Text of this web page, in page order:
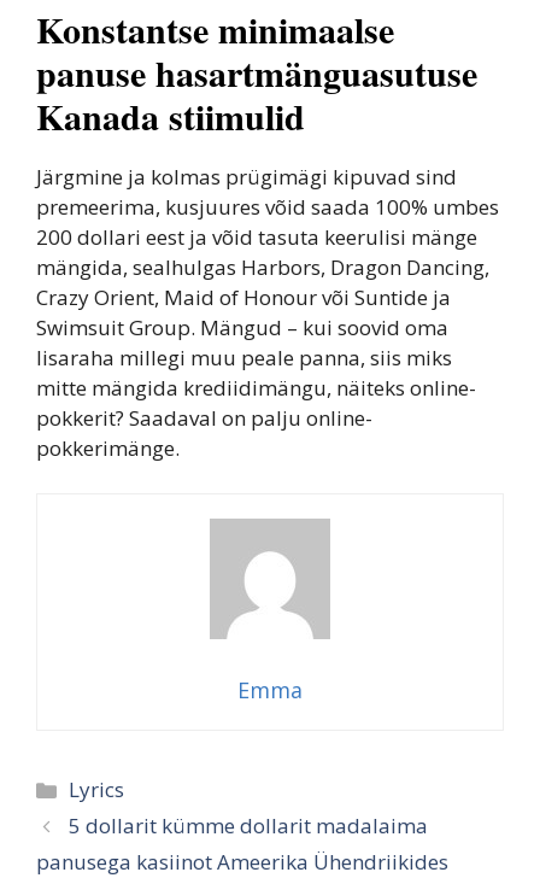
Konstantse minimaalse
panuse hasartmänguasutuse
Kanada stiimulid
Järgmine ja kolmas prügimägi kipuvad sind
premeerima, kusjuures võid saada 100% umbes
200 dollari eest ja võid tasuta keerulisi mänge
mängida, sealhulgas Harbors, Dragon Dancing,
Crazy Orient, Maid of Honour või Suntide ja
Swimsuit Group. Mängud – kui soovid oma
lisaraha millegi muu peale panna, siis miks
mitte mängida krediidimängu, näiteks online-
pokkerit? Saadaval on palju online-
pokkerimänge.
Emma
Categories
Lyrics
5 dollarit kümme dollarit madalaima
panusega kasiinot Ameerika Ühendriikides